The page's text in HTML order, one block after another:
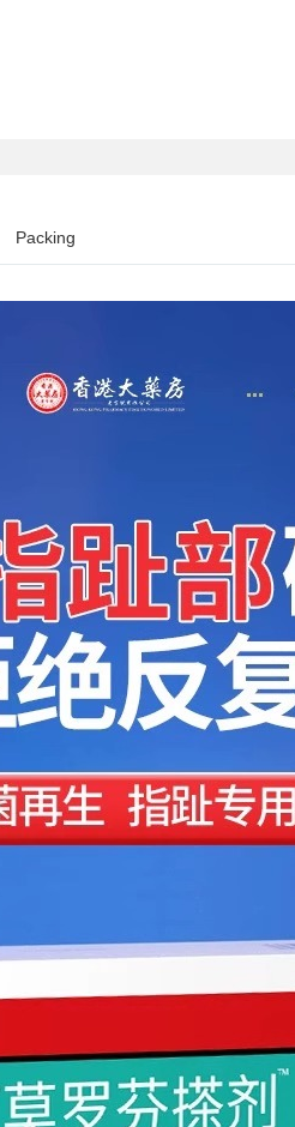
Packing